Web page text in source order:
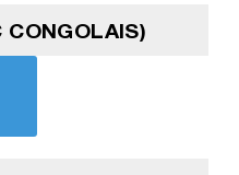
CONGOLAIS)